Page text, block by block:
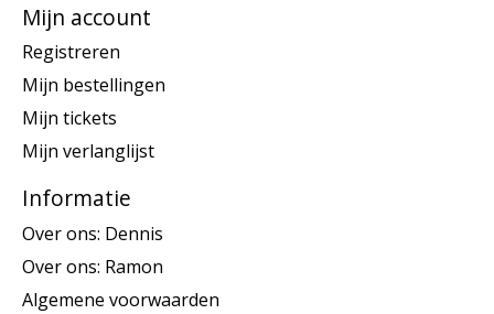
Mijn account
Registreren
Mijn bestellingen
Mijn tickets
Mijn verlanglijst
Informatie
Over ons: Dennis
Over ons: Ramon
Algemene voorwaarden